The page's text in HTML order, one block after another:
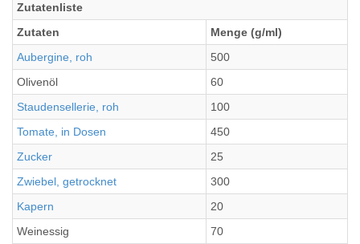
Zutatenliste
Zutaten
Menge (g/ml)
Aubergine, roh
500
Olivenöl
60
Staudensellerie, roh
100
Tomate, in Dosen
450
Zucker
25
Zwiebel, getrocknet
300
Kapern
20
Weinessig
70